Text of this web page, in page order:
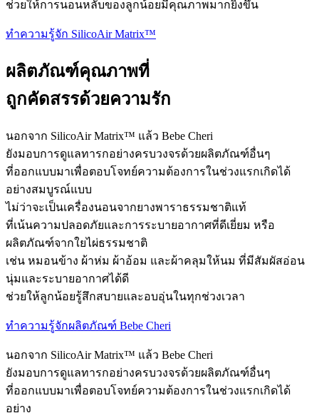
ช่วยให้การนอนหลับของลูกน้อยมีคุณภาพมากยิ่งขึ้น
ทำความรู้จัก SilicoAir Matrix™
ผลิตภัณฑ์คุณภาพที่
ถูกคัดสรรด้วยความรัก
นอกจาก SilicoAir Matrix™ แล้ว Bebe Cheri
ยังมอบการดูแลทารกอย่างครบวงจรด้วยผลิตภัณฑ์อื่นๆ
ที่ออกแบบมาเพื่อตอบโจทย์ความต้องการในช่วงแรกเกิดได้
อย่างสมบูรณ์แบบ
ไม่ว่าจะเป็นเครื่องนอนจากยางพาราธรรมชาติแท้
ที่เน้นความปลอดภัยและการระบายอากาศที่ดีเยี่ยม หรือ
ผลิตภัณฑ์จากใยไผ่ธรรมชาติ
เช่น หมอนข้าง ผ้าห่ม ผ้าอ้อม และผ้าคลุมให้นม ที่มีสัมผัสอ่อน
นุ่มและระบายอากาศได้ดี
ช่วยให้ลูกน้อยรู้สึกสบายและอบอุ่นในทุกช่วงเวลา
ทำความรู้จักผลิตภัณฑ์ Bebe Cheri
นอกจาก SilicoAir Matrix™ แล้ว Bebe Cheri
ยังมอบการดูแลทารกอย่างครบวงจรด้วยผลิตภัณฑ์อื่นๆ
ที่ออกแบบมาเพื่อตอบโจทย์ความต้องการในช่วงแรกเกิดได้
อย่าง